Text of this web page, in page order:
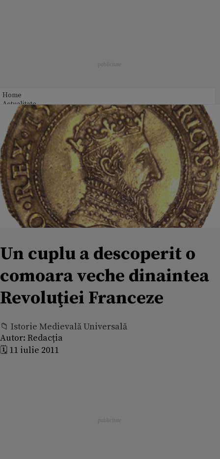
Home
Actualitate
Un cuplu a descoperit o
comoara veche dinaintea
Revoluţiei Franceze
📁 Istorie Medievală Universală
Autor: Redacția
🗓️ 11 iulie 2011